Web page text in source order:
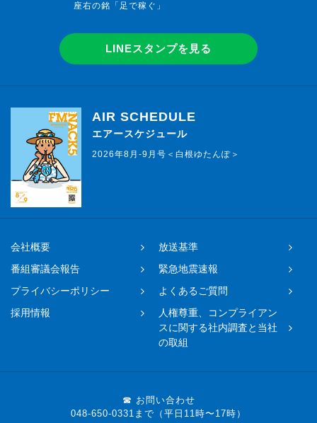
座右の銘「足で稼ぐ」
LINEスタンプを見る
AIR SCHEDULE
エアースケジュール
2026年8月-9月号＜白根ゆたんぽ＞
会社概要
放送基準
番組審議会報告
緊急地震速報
プライバシーポリシー
よくあるご質問
採用情報
人権尊重、コンプライアン
スに関する社内調査と当社
の取組
☎ お問い合わせ
048-650-0331まで（平日11時〜17時）